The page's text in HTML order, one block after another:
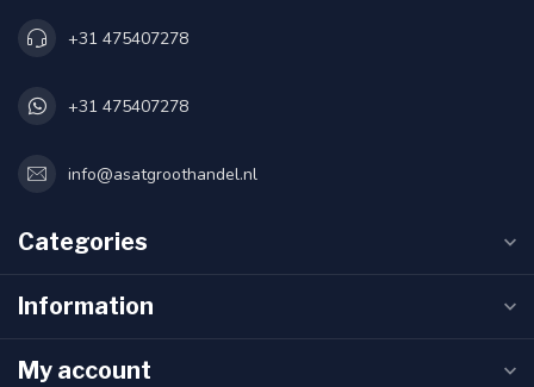
+31 475407278
+31 475407278
info@asatgroothandel.nl
Categories
Information
My account